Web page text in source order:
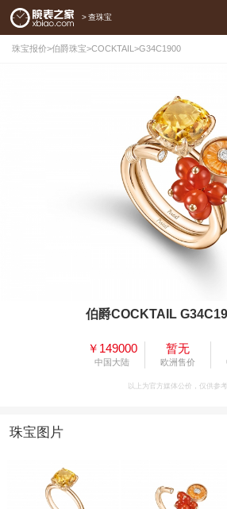
> 查珠宝
珠宝报价>伯爵珠宝>COCKTAIL >G34C1900
伯爵COCKTAIL
￥149000
中国大陆
暂无
欧洲售价
以上为官方媒体公价，仅供参考
珠宝图片